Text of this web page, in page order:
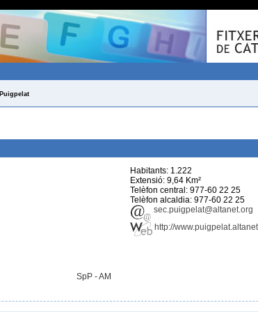
Puigpelat
Habitants: 1.222
Extensió: 9,64 Km²
Telèfon central: 977-60 22 25
Telèfon alcaldia: 977-60 22 25
sec.puigpelat@altanet.org
http://
SpP - AM